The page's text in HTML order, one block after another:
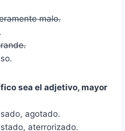
malo.
sea el adjetivo, mayor
agotado.
aterrorizado.